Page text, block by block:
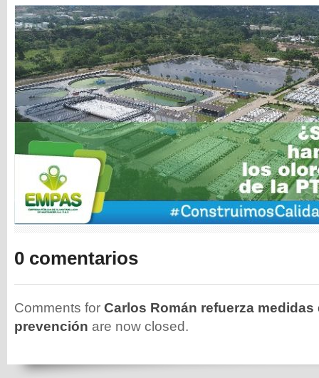
0 comentarios
Comments for Carlos Román refuerza
prevención are now closed.